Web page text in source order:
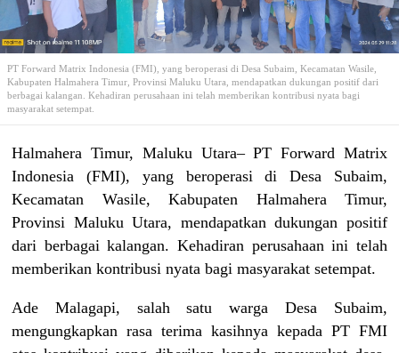
PT Forward Matrix Indonesia (FMI), yang beroperasi di Desa Subaim, Kecamatan Wasile,
Kabupaten Halmahera Timur, Provinsi Maluku Utara, mendapatkan dukungan positif dari
berbagai kalangan. Kehadiran perusahaan ini telah memberikan kontribusi nyata bagi
masyarakat setempat.
Halmahera Timur, Maluku Utara– PT Forward Matrix
Indonesia (FMI), yang beroperasi di Desa Subaim,
Kecamatan Wasile, Kabupaten Halmahera Timur,
Provinsi Maluku Utara, mendapatkan dukungan positif
dari berbagai kalangan. Kehadiran perusahaan ini telah
memberikan kontribusi nyata bagi masyarakat setempat.
Ade Malagapi, salah satu warga Desa Subaim,
mengungkapkan rasa terima kasihnya kepada PT FMI